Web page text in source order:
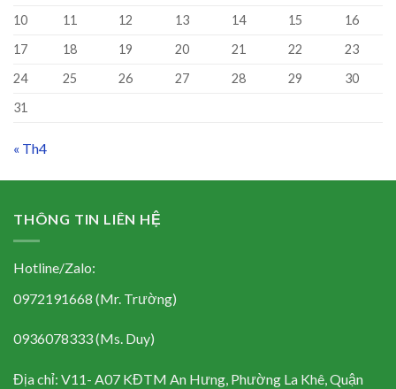
10
11 12 13 14 15
16
17
18 19 20 21 22
23
24
25 26 27 28 29
30
31
« Th4
THÔNG TIN LIÊN HỆ
Hotline/Zalo:
0972191668 (Mr. Trường)
0936078333 (Ms. Duy)
Địa chỉ: V11- A07 KĐTM An Hưng, Phường La Khê, Quận